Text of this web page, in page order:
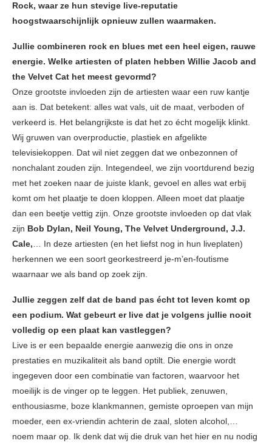
Rock, waar ze hun stevige live-reputatie
hoogstwaarschijnlijk opnieuw zullen waarmaken.
Jullie combineren rock en blues met een heel eigen, rauwe
energie. Welke artiesten of platen hebben Willie Jacob and
the Velvet Cat het meest gevormd?
Onze grootste invloeden zijn de artiesten waar een ruw kantje
aan is. Dat betekent: alles wat vals, uit de maat, verboden of
verkeerd is. Het belangrijkste is dat het zo écht mogelijk klinkt.
Wij gruwen van overproductie, plastiek en afgelikte
televisiekoppen. Dat wil niet zeggen dat we onbezonnen of
nonchalant zouden zijn. Integendeel, we zijn voortdurend bezig
met het zoeken naar de juiste klank, gevoel en alles wat erbij
komt om het plaatje te doen kloppen. Alleen moet dat plaatje
dan een beetje vettig zijn. Onze grootste invloeden op dat vlak
zijn Bob Dylan, Neil Young, The Velvet Underground, J.J.
Cale,… In deze artiesten (en het liefst nog in hun liveplaten)
herkennen we een soort georkestreerd je-m’en-foutisme
waarnaar we als band op zoek zijn.
Jullie zeggen zelf dat de band pas écht tot leven komt op
een podium. Wat gebeurt er live dat je volgens jullie nooit
volledig op een plaat kan vastleggen?
Live is er een bepaalde energie aanwezig die ons in onze
prestaties en muzikaliteit als band optilt. Die energie wordt
ingegeven door een combinatie van factoren, waarvoor het
moeilijk is de vinger op te leggen. Het publiek, zenuwen,
enthousiasme, boze klankmannen, gemiste oproepen van mijn
moeder, een ex-vriendin achterin de zaal, sloten alcohol,…
noem maar op. Ik denk dat wij die druk van het hier en nu nodig